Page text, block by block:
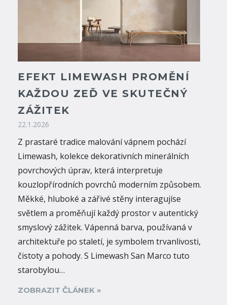
EFEKT LIMEWASH PROMĚNÍ
KAŽDOU ZEĎ VE SKUTEČNÝ
ZÁŽITEK
22.1.2026
Z prastaré tradice malování vápnem pochází
Limewash, kolekce dekorativních minerálních
povrchových úprav, která interpretuje
kouzlopřírodních povrchů moderním způsobem.
Měkké, hluboké a zářivé stěny interagujíse
světlem a proměňují každý prostor v autentický
smyslový zážitek. Vápenná barva, používaná v
architektuře po staletí, je symbolem trvanlivosti,
čistoty a pohody. S Limewash San Marco tuto
starobylou…
ZOBRAZIT ČLÁNEK »